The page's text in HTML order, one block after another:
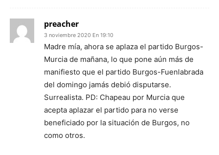
preacher
3 noviembre 2020 En 19:10
Madre mía, ahora se aplaza el partido Burgos-
Murcia de mañana, lo que pone aún más de
manifiesto que el partido Burgos-Fuenlabrada
del domingo jamás debió disputarse.
Surrealista. PD: Chapeau por Murcia que
acepta aplazar el partido para no verse
beneficiado por la situación de Burgos, no
como otros.